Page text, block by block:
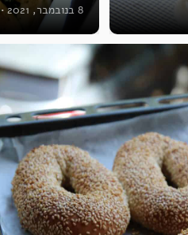
8 בנובמבר, 2021 •